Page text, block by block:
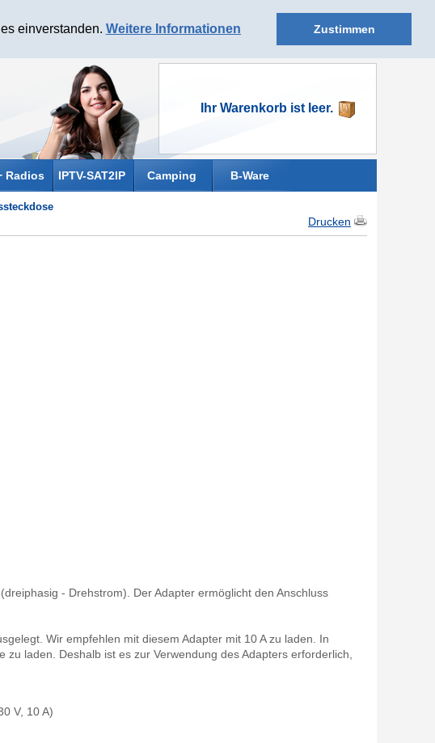
einverstanden. Weitere Informationen Zustimmen
Ihr Warenkorb ist leer.
Radios IPTV-SAT2IP Camping B-Ware
Drucken
- Drehstrom). Der Adapter ermöglicht den Anschluss
Wir empfehlen mit diesem Adapter mit 10 A zu laden. In
laden. Deshalb ist es zur Verwendung des Adapters erforderlich,
V, 10 A)